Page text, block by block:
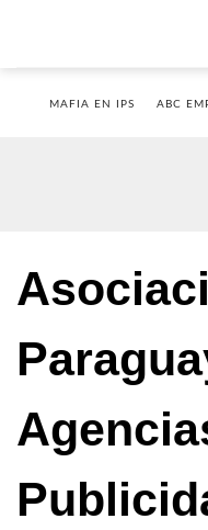
MAFIA EN IPS ABC